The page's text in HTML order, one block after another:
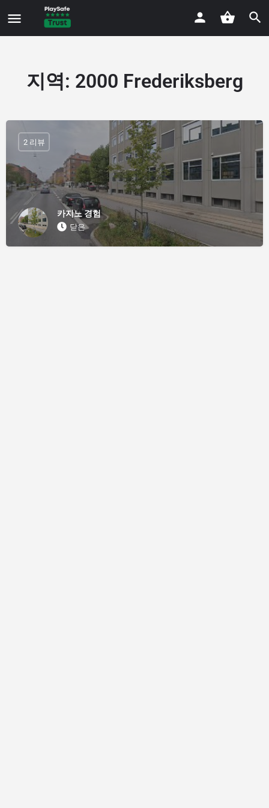
지역: 2000 Frederiksberg
카지노 경험
닫은
2 리뷰